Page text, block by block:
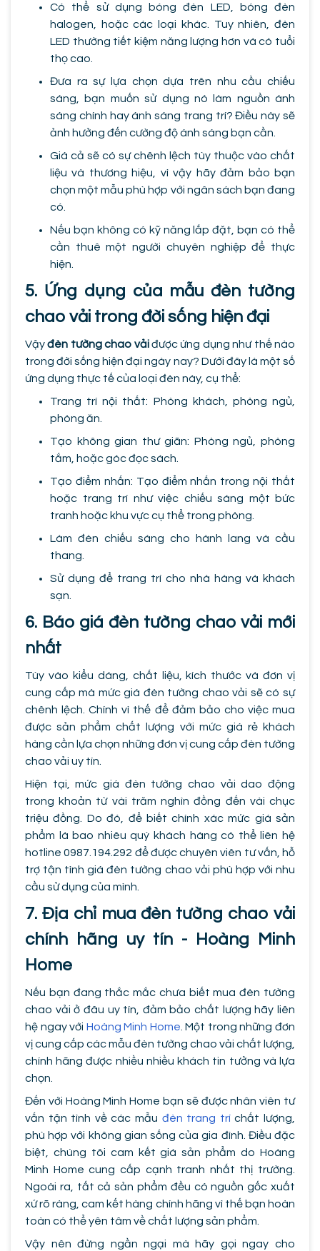
Có thể sử dụng bóng đèn LED, bóng đèn
halogen, hoặc các loại khác. Tuy nhiên, đèn
LED thường tiết kiệm năng lượng hơn và có tuổi
thọ cao.
Đưa ra sự lựa chọn dựa trên nhu cầu chiếu
sáng, bạn muốn sử dụng nó làm nguồn ánh
sáng chính hay ánh sáng trang trí? Điều này sẽ
ảnh hưởng đến cường độ ánh sáng bạn cần.
Giá cả sẽ có sự chênh lệch tùy thuộc vào chất
liệu và thương hiệu, vì vậy hãy đảm bảo bạn
chọn một mẫu phù hợp với ngân sách bạn đang
có.
Nếu bạn không có kỹ năng lắp đặt, bạn có thể
cần thuê một người chuyên nghiệp để thực
hiện.
5. Ứng dụng của mẫu đèn tường
chao vải trong đời sống hiện đại
Vậyđèn tường chao vảiđược ứng dụng như thế nào
trong đời sống hiện đại ngày nay? Dưới đây là một số
ứng dụng thực tế của loại đèn này, cụ thể:
Trang trí nội thất: Phòng khách, phòng ngủ,
phòng ăn.
Tạo không gian thư giãn: Phòng ngủ, phòng
tắm, hoặc góc đọc sách.
Tạo điểm nhấn: Tạo điểm nhấn trong nội thất
hoặc trang trí như việc chiếu sáng một bức
tranh hoặc khu vực cụ thể trong phòng.
Làm đèn chiếu sáng cho hành lang và cầu
thang.
Sử dụng để trang trí cho nhà hàng và khách
sạn.
6. Báo giá đèn tường chao vải mới
nhất
Tùy vào kiểu dáng, chất liệu, kích thước và đơn vị
cung cấp mà mức giá đèn tường chao vải sẽ có sự
chênh lệch. Chính vì thế để đảm bảo cho việc mua
được sản phẩm chất lượng với mức giá rẻ khách
hàng cần lựa chọn những đơn vị cung cấp đèn tường
chao vải uy tín.
Hiện tại, mức giá đèn tường chao vải dao động
trong khoản từ vài trăm nghìn đồng đến vài chục
triệu đồng. Do đó, để biết chính xác mức giá sản
phẩm là bao nhiêu quý khách hàng có thể liên hệ
hotline 0987.194.292 để được chuyên viên tư vấn, hỗ
trợ tận tình giá đèn tường chao vải phù hợp với nhu
cầu sử dụng của mình.
7. Địa chỉ mua đèn tường chao vải
chính hãng uy tín - Hoàng Minh
Home
Nếu bạn đang thắc mắc chưa biết mua đèn tường
chao vải ở đâu uy tín, đảm bảo chất lượng hãy liên
hệ ngay với Hoàng Minh Home. Một trong những đơn
vị cung cấp các mẫu đèn tường chao vải chất lượng,
chính hãng được nhiều nhiều khách tin tưởng và lựa
chọn.
Đến với Hoàng Minh Home bạn sẽ được nhân viên tư
vấn tận tình về các mẫu đèn trang tríchất lượng,
phù hợp với không gian sống của gia đình. Điều đặc
biệt, chúng tôi cam kết giá sản phẩm do Hoàng
Minh Home cung cấp cạnh tranh nhất thị trường.
Ngoài ra, tất cả sản phẩm đều có nguồn gốc xuất
xứ rõ ràng, cam kết hàng chính hãng vì thế bạn hoàn
toàn có thể yên tâm về chất lượng sản phẩm.
Vậy nên đừng ngần ngại mà hãy gọi ngay cho